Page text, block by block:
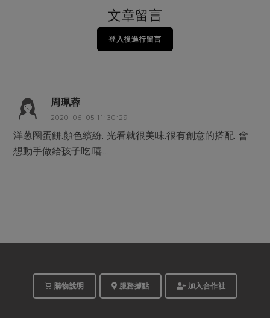
文章留言
登入後進行留言
周珮蓉
2020-06-05 11:30:29
洋葱圈蛋餅.顏色繽紛. 光看就很美味.很有創意的搭配. 會
想動手做給孩子吃.嘻…
購物說明 服務據點 加入合作社